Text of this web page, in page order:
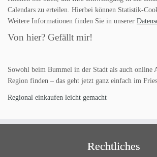
Calendars zu erteilen. Hierbei können Statistik-
Weitere Informationen finden Sie in unserer
Von hier? Gefällt mir!
Sowohl beim Bummel in der Stadt als auch online
Region finden – das geht jetzt ganz einfach im
Regional einkaufen leicht gemacht
Rechtliches